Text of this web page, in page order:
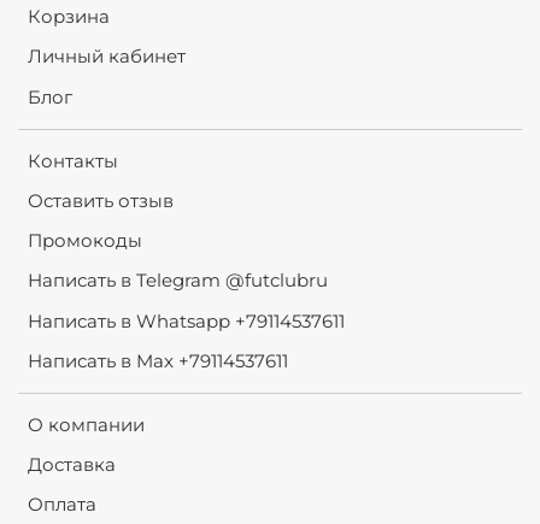
Корзина
Личный кабинет
Блог
Контакты
Оставить отзыв
Промокоды
Написать в Telegram @futclubru
Написать в Whatsapp +79114537611
Написать в Max +79114537611
О компании
Доставка
Оплата